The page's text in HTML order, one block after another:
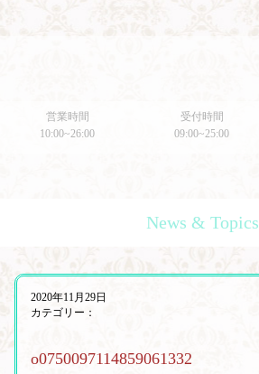
営業時間
10:00~26:00
受付時間
09:00~25:00
News & Topics
2020年11月29日
カテゴリー：
o0750097114859061332